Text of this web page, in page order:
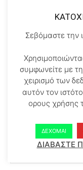
Σεβόμαστε την
συμφωνείτε με
χειρισμό των
αυτόν τον
ορους χρήσης
ΔΕΧΟΜΑΙ
ΔΙΑΒΑΣΤΕ